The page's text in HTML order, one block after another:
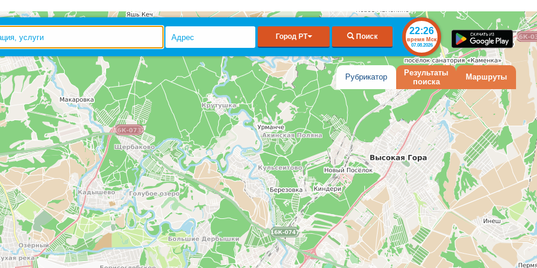
Город РТ Поиск
22:26
время Мск
07.08.2026
Рубрикатор
Результаты
поиска
Маршруты